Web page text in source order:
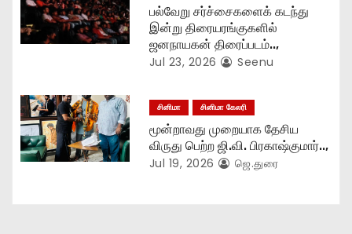
n
பல்வேறு சர்ச்சைகளைக் கடந்து
இன்று திரையரங்குகளில்
ஜனநாயகன் திரைப்படம்..,
Jul 23, 2026 Seenu
சினிமா சினிமா கேலரி
மூன்றாவது முறையாக தேசிய
விருது பெற்ற ஜி.வி. பிரகாஷ்குமார்..,
Jul 19, 2026 ஜெ.துரை